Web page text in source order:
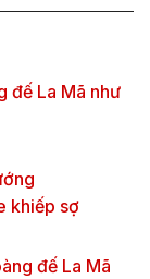
đế La Mã như
khiếp sợ
đế La Mã